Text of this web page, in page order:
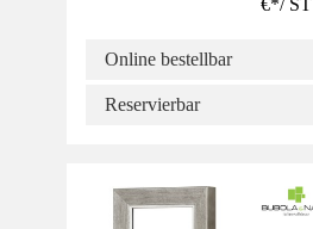
€*/ ST
Online bestellbar
Reservierbar